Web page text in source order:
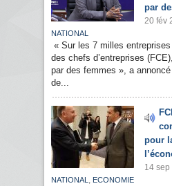
par
20 fév
NATIONAL
« Sur les 7 milles
des chefs d’entreprises
par des femmes », a
de...
pour
14 sep
NATIONAL , ECONOMIE